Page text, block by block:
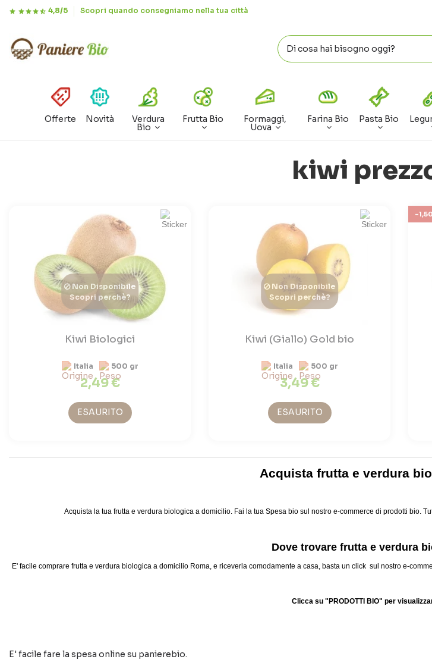
4,8/5 Scopri quando consegniamo nella tua città
Offerte Novità Verdura
Bio
Frutta Bio Formaggi,
Uova
Farina Bio Pasta Bio
kiwi
Non Disponibile
Scopri perchè?
Kiwi Biologici
Italia 500 gr
2,49 €
ESAURITO
Non Disponibile
Scopri perchè?
Kiwi (Giallo) Gold bio
Italia 500 gr
3,49 €
ESAURITO
-
Acquista frutta e verdura
Acquista la tua frutta e verdura biologica a domicilio. Fai la tua Spesa bio sul nostro e-commerce di prodotti bio.
Dove trovare frutta e verdura
E' facile comprare frutta e verdura biologica a domicilio Roma, e riceverla comodamente a casa, basta un click sul nostro e-
Clicca su "PRODOTTI BIO" per
E' facile fare la spesa online su panierebio.